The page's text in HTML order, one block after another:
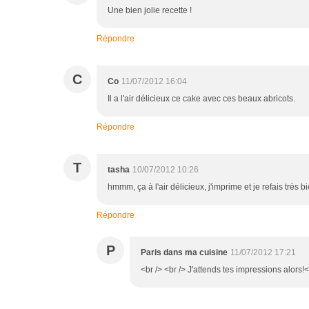
Une bien jolie recette !
Répondre
C Co 11/07/2012 16:04
Il a l'air délicieux ce cake avec ces beaux abricots.
Répondre
T tasha 10/07/2012 10:26
hmmm, ça à l'air délicieux, j'imprime et je refais très
Répondre
P Paris dans ma cuisine 11/07/2012 17:21
<br /> <br /> J'attends tes impressions